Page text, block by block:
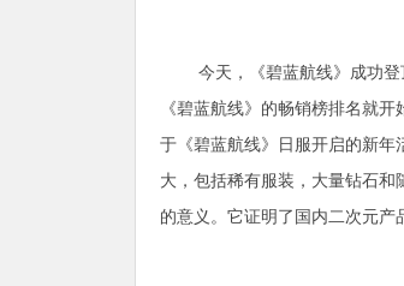
今天，《碧蓝航线》成功
《碧蓝航线》的畅销榜排名就
于《碧蓝航线》日服开启的新年
大，包括稀有服装，大量钻石
的意义。它证明了国内二次元产